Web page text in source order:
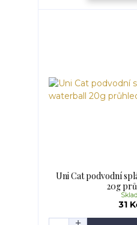
Uni Cat podvodní
20g
31